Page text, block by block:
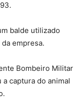
balde utilizado
empresa.
Bombeiro Militar
a captura do animal